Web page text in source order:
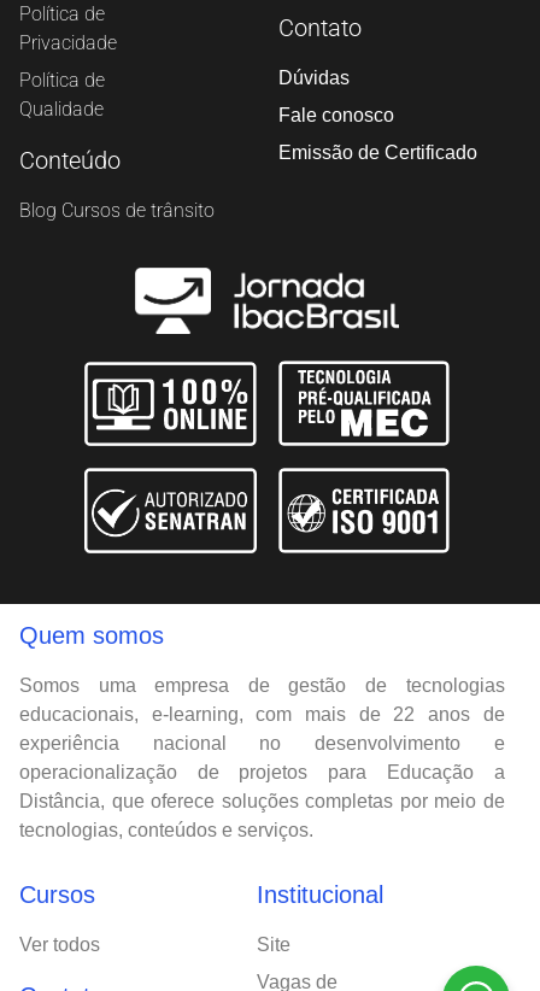
Política de
Privacidade
Política de
Qualidade
Conteúdo
Blog Cursos de trânsito
Contato
Dúvidas
Fale conosco
Emissão de Certificado
Quem somos
Somos uma empresa de gestão de tecnologias
educacionais, e-learning, com mais de 22 anos de
experiência nacional no desenvolvimento e
operacionalização de projetos para Educação a
Distância, que oferece soluções completas por meio de
tecnologias, conteúdos e serviços.
Cursos
Ver todos
Institucional
Site
Vagas de